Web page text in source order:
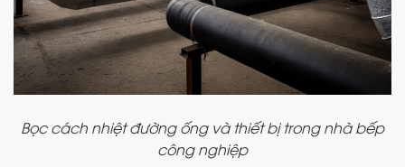
Bọc cách nhiệt đường ống và thiết bị trong nhà bếp
công nghiệp